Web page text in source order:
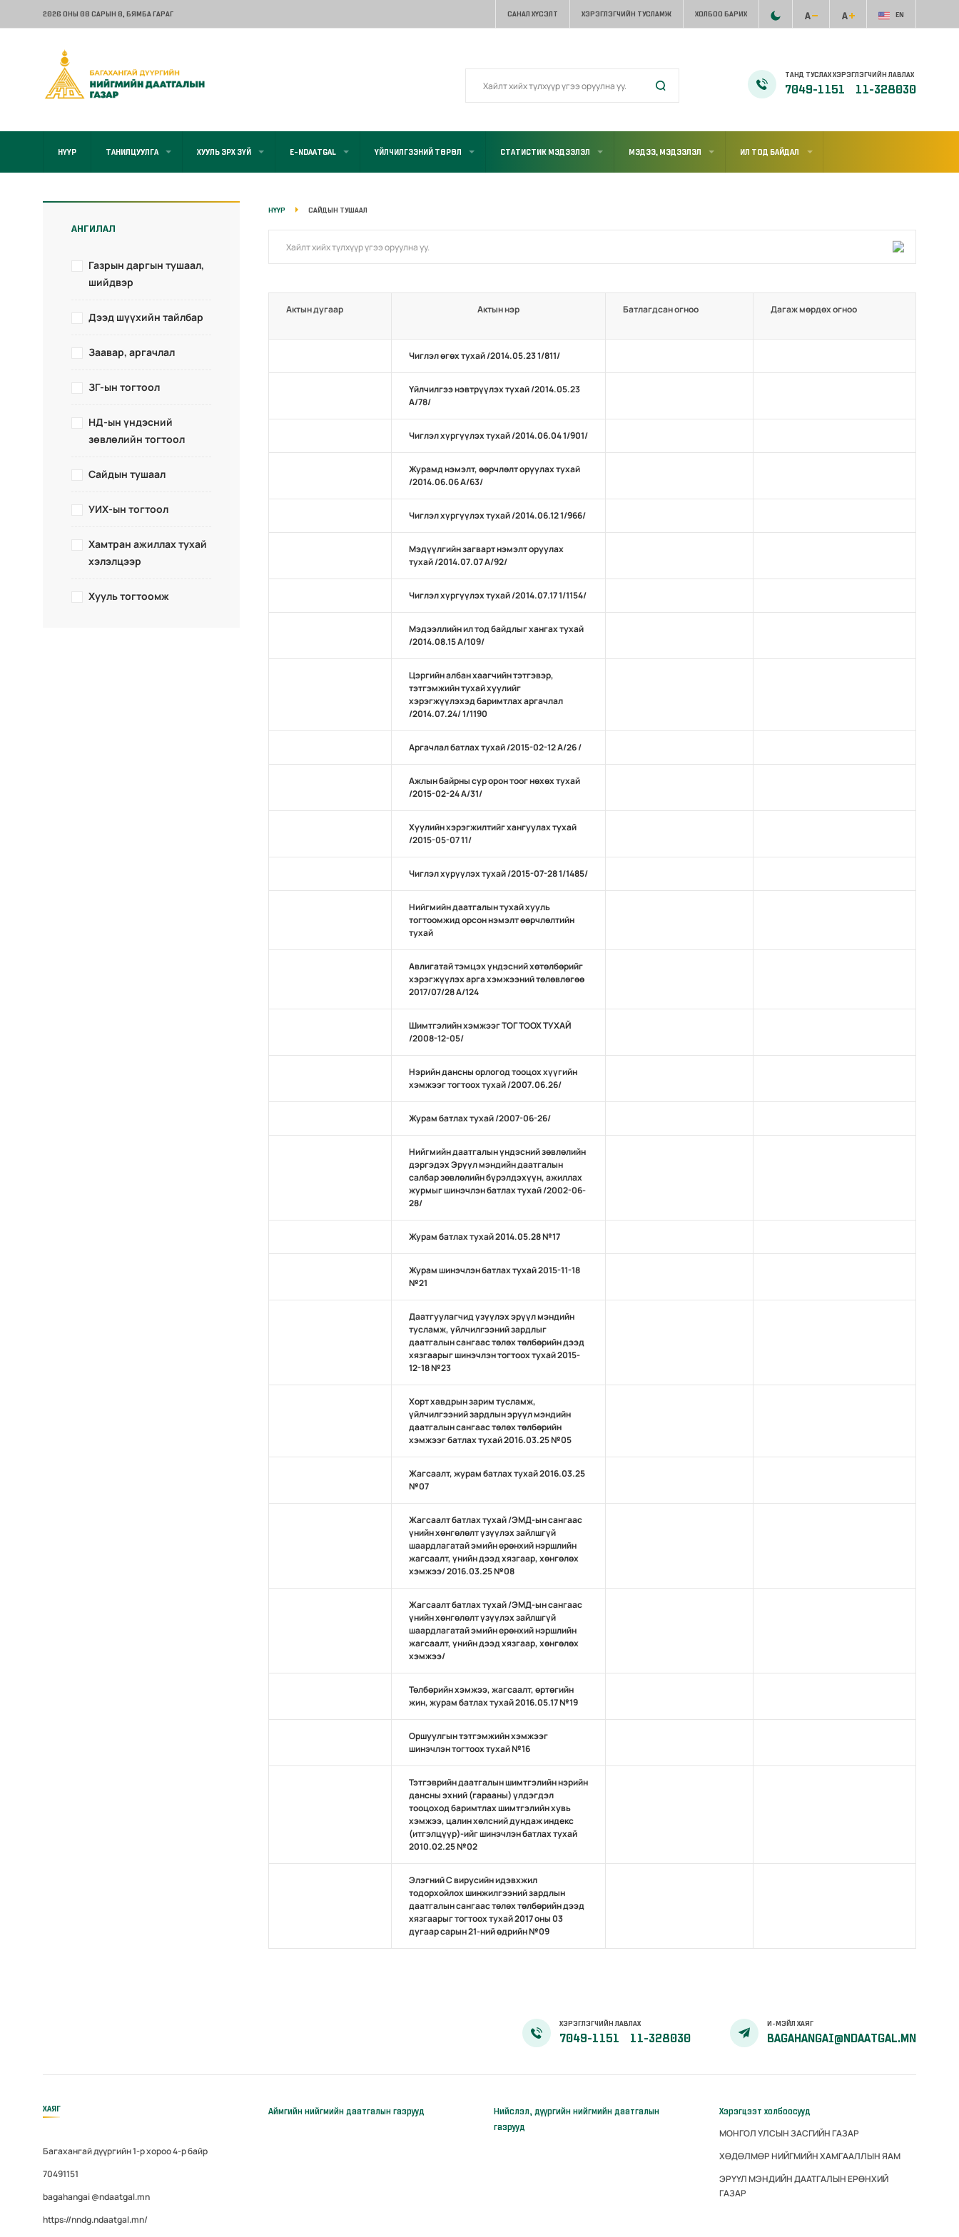
2026 ОНЫ 08 САРЫН 8, БЯМБА ГАРАГ САНАЛ ХҮСЭЛТ ХЭРЭГЛЭГЧИЙН ТУСЛАМЖ ХОЛБОО БАРИХ EN
ТАНД ТУСЛАХ ХЭРЭГЛЭГЧИЙН ЛАВЛАХ
7049-1151 11-328030
НҮҮР ТАНИЛЦУУЛГА ХУУЛЬ ЭРХ ЗҮЙ E-NDAATGAL ҮЙЛЧИЛГЭЭНИЙ ТӨРӨЛ СТАТИСТИК МЭДЭЭЛЭЛ МЭДЭЭ, МЭДЭЭЛЭЛ ИЛ ТОД БАЙДАЛ
АНГИЛАЛ
Газрын даргын тушаал,
шийдвэр
Дээд шүүхийн тайлбар
Заавар, аргачлал
ЗГ-ын тогтоол
НД-ын үндэсний
зөвлөлийн тогтоол
Сайдын тушаал
УИХ-ын тогтоол
Хамтран ажиллах тухай
хэлэлцээр
Хууль тогтоомж
НҮҮР САЙДЫН ТУШААЛ
Актын дугаар Актын нэр Батлагдсан огноо Дагаж мөрдөх огноо
Чиглэл өгөх тухай /2014.05.23 1/811/
Үйлчилгээ нэвтрүүлэх тухай /2014.05.23
А/78/
Чиглэл хүргүүлэх тухай /2014.06.04 1/901/
Журамд нэмэлт, өөрчлөлт оруулах тухай
/2014.06.06 А/63/
Чиглэл хүргүүлэх тухай /2014.06.12 1/966/
Мэдүүлгийн загварт нэмэлт оруулах
тухай /2014.07.07 А/92/
Чиглэл хүргүүлэх тухай /2014.07.17 1/1154/
Мэдээллийн ил тод байдлыг хангах тухай
/2014.08.15 А/109/
Цэргийн албан хаагчийн тэтгэвэр,
тэтгэмжийн тухай хуулийг
хэрэгжүүлэхэд баримтлах аргачлал
/2014.07.24/ 1/1190
Аргачлал батлах тухай /2015-02-12 А/26 /
Ажлын байрны сур орон тоог нөхөх тухай
/2015-02-24 А/31/
Хуулийн хэрэгжилтийг хангуулах тухай
/2015-05-07 11/
Чиглэл хүрүүлэх тухай /2015-07-28 1/1485/
Нийгмийн даатгалын тухай хууль
тогтоомжид орсон нэмэлт өөрчлөлтийн
тухай
Авлигатай тэмцэх үндэсний хөтөлбөрийг
хэрэгжүүлэх арга хэмжээний төлөвлөгөө
2017/07/28 А/124
Шимтгэлийн хэмжээг ТОГТООХ ТУХАЙ
/2008-12-05/
Нэрийн дансны орлогод тооцох хүүгийн
хэмжээг тогтоох тухай /2007.06.26/
Журам батлах тухай /2007-06-26/
Нийгмийн даатгалын үндэсний зөвлөлийн
дэргэдэх Эрүүл мэндийн даатгалын
салбар зөвлөлийн бүрэлдэхүүн, ажиллах
журмыг шинэчлэн батлах тухай /2002-06-
28/
Журам батлах тухай 2014.05.28 №17
Журам шинэчлэн батлах тухай 2015-11-18
№21
Даатгуулагчид үзүүлэх эрүүл мэндийн
тусламж, үйлчилгээний зардлыг
даатгалын сангаас төлөх төлбөрийн дээд
хязгаарыг шинэчлэн тогтоох тухай 2015-
12-18 №23
Хорт хавдрын зарим тусламж,
үйлчилгээний зардлын эрүүл мэндийн
даатгалын сангаас төлөх төлбөрийн
хэмжээг батлах тухай 2016.03.25 №05
Жагсаалт, журам батлах тухай 2016.03.25
№07
Жагсаалт батлах тухай /ЭМД-ын сангаас
үнийн хөнгөлөлт үзүүлэх зайлшгүй
шаардлагатай эмийн ерөнхий нэршлийн
жагсаалт, үнийн дээд хязгаар, хөнгөлөх
хэмжээ/ 2016.03.25 №08
Жагсаалт батлах тухай /ЭМД-ын сангаас
үнийн хөнгөлөлт үзүүлэх зайлшгүй
шаардлагатай эмийн ерөнхий нэршлийн
жагсаалт, үнийн дээд хязгаар, хөнгөлөх
хэмжээ/
Төлбөрийн хэмжээ, жагсаалт, өртөгийн
жин, журам батлах тухай 2016.05.17 №19
Оршуулгын тэтгэмжийн хэмжээг
шинэчлэн тогтоох тухай №16
Тэтгэврийн даатгалын шимтгэлийн нэрийн
дансны эхний (гарааны) үлдэгдэл
тооцоход баримтлах шимтгэлийн хувь
хэмжээ, цалин хөлсний дундаж индекс
(итгэлцүүр)-ийг шинэчлэн батлах тухай
2010.02.25 №02
Элэгний С вирусийн идэвхжил
тодорхойлох шинжилгээний зардлын
даатгалын сангаас төлөх төлбөрийн дээд
хязгаарыг тогтоох тухай 2017 оны 03
дугаар сарын 21-ний өдрийн №09
ХЭРЭГЛЭГЧИЙН ЛАВЛАХ
7049-1151 11-328030
И-МЭЙЛ ХАЯГ
BAGAHANGAI@NDAATGAL.MN
ХАЯГ
Багахангай дүүргийн 1-р хороо 4-р байр
70491151
bagahangai @ndaatgal.mn
https://nndg.ndaatgal.mn/
Аймгийн нийгмийн даатгалын газрууд
Нийслэл, дүүргийн нийгмийн даатгалын
газрууд
Хэрэгцээт холбоосууд
МОНГОЛ УЛСЫН ЗАСГИЙН ГАЗАР
ХӨДӨЛМӨР НИЙГМИЙН ХАМГААЛЛЫН ЯАМ
ЭРҮҮЛ МЭНДИЙН ДААТГАЛЫН ЕРӨНХИЙ
ГАЗАР